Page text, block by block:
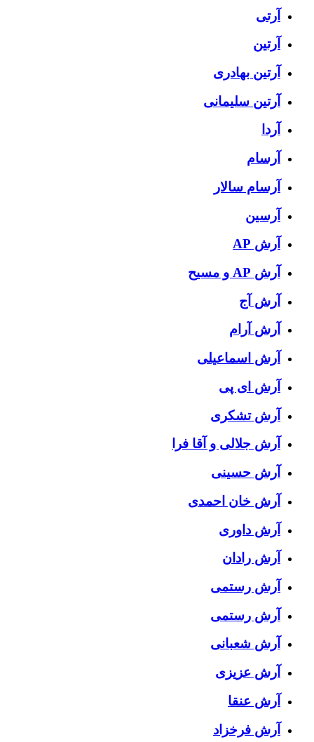
آرتی
آرتین
آرتین بهادری
آرتین سلیمانی
آردا
آرسام
آرسام سالار
آرسین
آرش AP
آرش AP و مسیح
آرش آج
آرش آرام
آرش اسماعیلی
آرش ای پی
آرش تشکری
آرش جلالی و آقا فرا
آرش حسینی
آرش خان احمدی
آرش داوری
آرش رادان
آرش رستمى
آرش رستمی
آرش شعبانی
آرش عزیزی
آرش عنقا
آرش فرخزاد